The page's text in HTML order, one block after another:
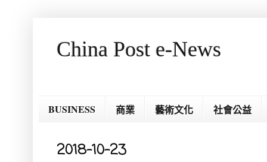
China Post e-News
BUSINESS 商業 藝術文化 社會公益
2018-10-23